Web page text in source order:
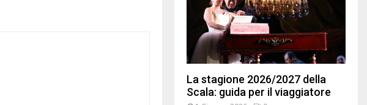
La stagione 2026/2027 della
Scala: guida per il viaggiatore